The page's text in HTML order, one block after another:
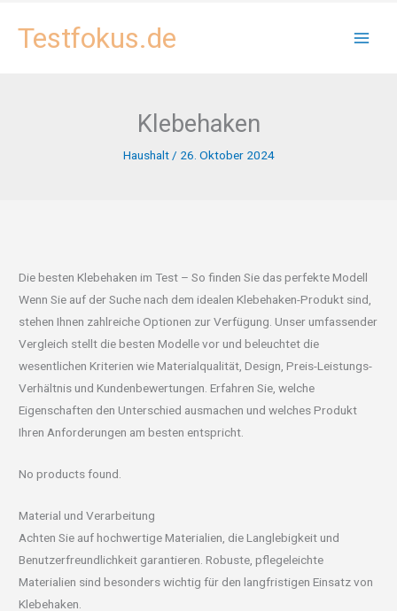
InhaltTestfokus.de
Klebehaken
Haushalt/ 26. Oktober 2024
Die besten Klebehaken im Test – So finden Sie das perfekte Modell
Wenn Sie auf der Suche nach dem idealen Klebehaken-Produkt sind,
stehen Ihnen zahlreiche Optionen zur Verfügung. Unser umfassender
Vergleich stellt die besten Modelle vor und beleuchtet die
wesentlichen Kriterien wie Materialqualität, Design, Preis-Leistungs-
Verhältnis und Kundenbewertungen. Erfahren Sie, welche
Eigenschaften den Unterschied ausmachen und welches Produkt
Ihren Anforderungen am besten entspricht.
No products found.
Material und Verarbeitung
Achten Sie auf hochwertige Materialien, die Langlebigkeit und
Benutzerfreundlichkeit garantieren. Robuste, pflegeleichte
Materialien sind besonders wichtig für den langfristigen Einsatz von
Klebehaken.